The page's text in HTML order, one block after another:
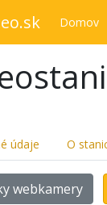
Domov
údaje O
webkamery